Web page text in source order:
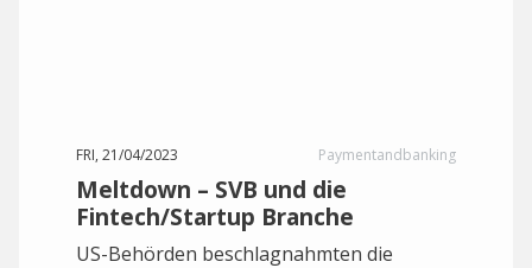
FRI, 21/04/2023 Paymentandbanking
Meltdown – SVB und die
Fintech/Startup Branche
US-Behörden beschlagnahmten die